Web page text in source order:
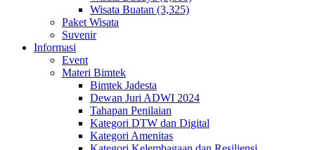
Wisata Buatan (3,325)
Paket Wisata
Suvenir
Informasi
Event
Materi Bimtek
Bimtek Jadesta
Dewan Juri ADWI 2024
Tahapan Penilaian
Kategori DTW dan Digital
Kategori Amenitas